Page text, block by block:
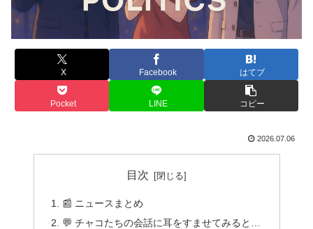
X Facebook はてブ
Pocket LINE コピー
2026.07.06
目次
📰 ニュースまとめ
💬 チャコたちの会話に耳をすませてみると…